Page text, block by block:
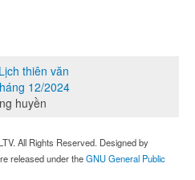
Lịch thiên văn
12/2024
huyền
All Rights Reserved. Designed by
released under theGNU General Public